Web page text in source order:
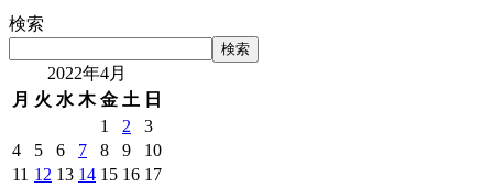
検索
検索
2022年4月
月 火 水 木 金 土 日
1
2
3
4
5 6 7 8 9
10
11 12 13 14 15 16 17